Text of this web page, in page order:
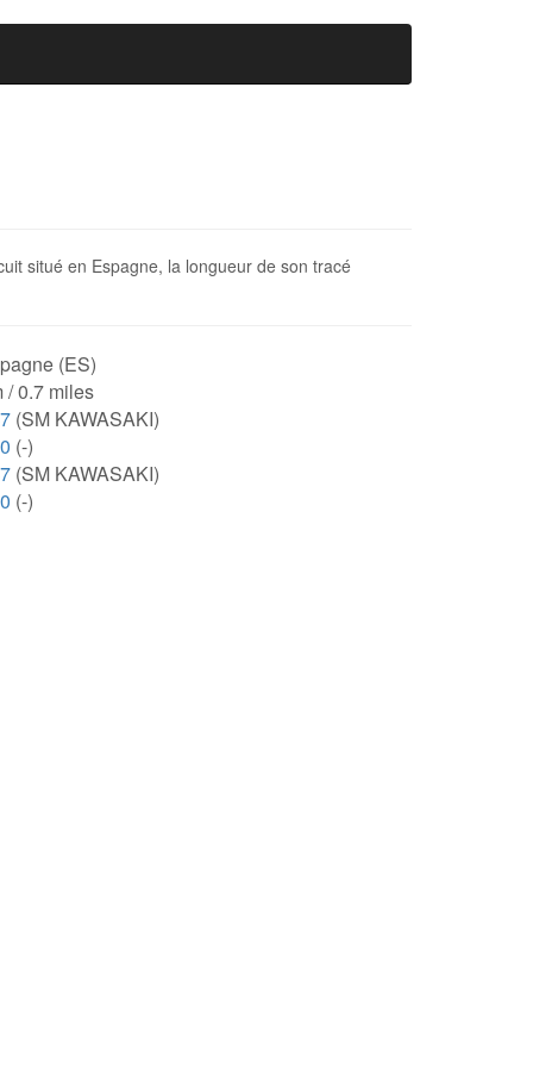
situé en Espagne, la longueur de son tracé
(ES)
/ 0.7 miles
(SM KAWASAKI)
(-)
(SM KAWASAKI)
(-)